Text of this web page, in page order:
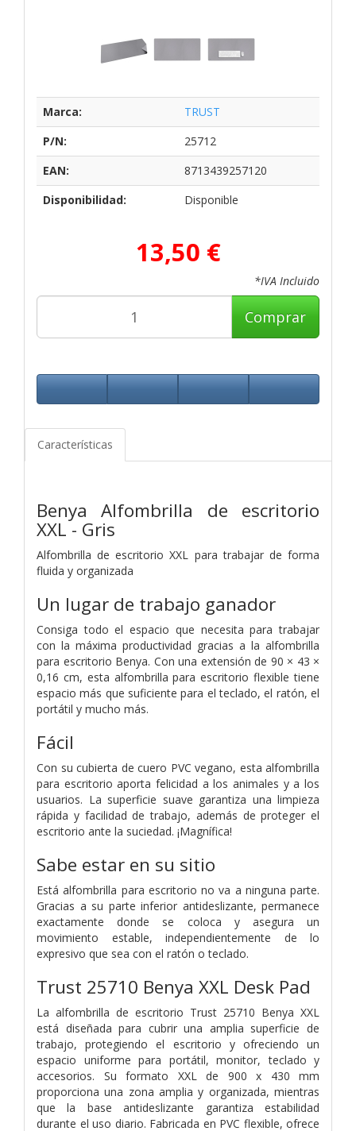
Marca:
TRUST
P/N:
25712
EAN:
8713439257120
Disponibilidad:
Disponible
13,50 €
*IVA Incluido
Comprar
Características
Benya Alfombrilla de escritorio
XXL - Gris
Alfombrilla de escritorio XXL para trabajar de forma
fluida y organizada
Un lugar de trabajo ganador
Consiga todo el espacio que necesita para trabajar
con la máxima productividad gracias a la alfombrilla
para escritorio Benya. Con una extensión de 90 × 43 ×
0,16 cm, esta alfombrilla para escritorio flexible tiene
espacio más que suficiente para el teclado, el ratón, el
portátil y mucho más.
Fácil
Con su cubierta de cuero PVC vegano, esta alfombrilla
para escritorio aporta felicidad a los animales y a los
usuarios. La superficie suave garantiza una limpieza
rápida y facilidad de trabajo, además de proteger el
escritorio ante la suciedad. ¡Magnífica!
Sabe estar en su sitio
Está alfombrilla para escritorio no va a ninguna parte.
Gracias a su parte inferior antideslizante, permanece
exactamente donde se coloca y asegura un
movimiento estable, independientemente de lo
expresivo que sea con el ratón o teclado.
Trust 25710 Benya XXL Desk Pad
La alfombrilla de escritorio Trust 25710 Benya XXL
está diseñada para cubrir una amplia superficie de
trabajo, protegiendo el escritorio y ofreciendo un
espacio uniforme para portátil, monitor, teclado y
accesorios. Su formato XXL de 900 x 430 mm
proporciona una zona amplia y organizada, mientras
que la base antideslizante garantiza estabilidad
durante el uso diario. Fabricada en PVC flexible, ofrece